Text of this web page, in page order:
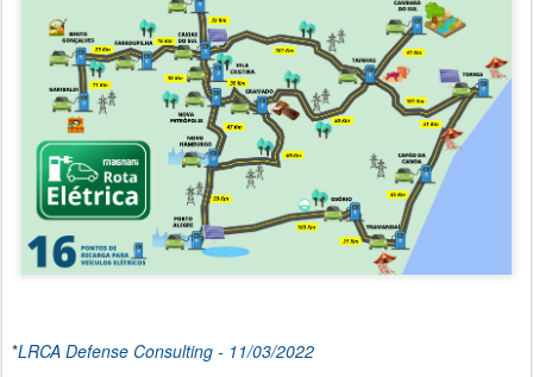
*LRCA Defense Consulting - 11/03/2022